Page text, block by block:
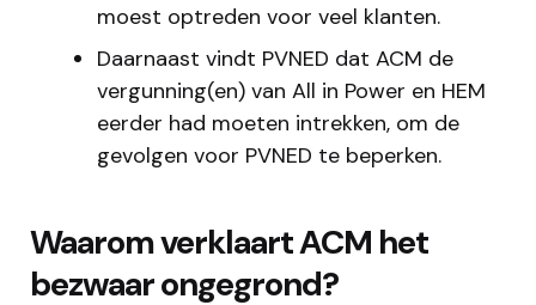
moest optreden voor veel klanten.
Daarnaast vindt PVNED dat ACM de
vergunning(en) van All in Power en HEM
eerder had moeten intrekken, om de
gevolgen voor PVNED te beperken.
Waarom verklaart ACM het
bezwaar ongegrond?